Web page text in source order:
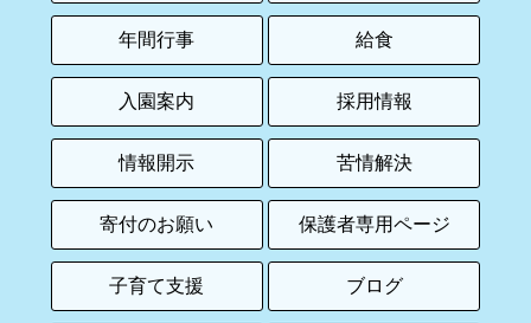
年間行事 給食
入園案内 採用情報
情報開示 苦情解決
寄付のお願い 保護者専用ページ
子育て支援 ブログ